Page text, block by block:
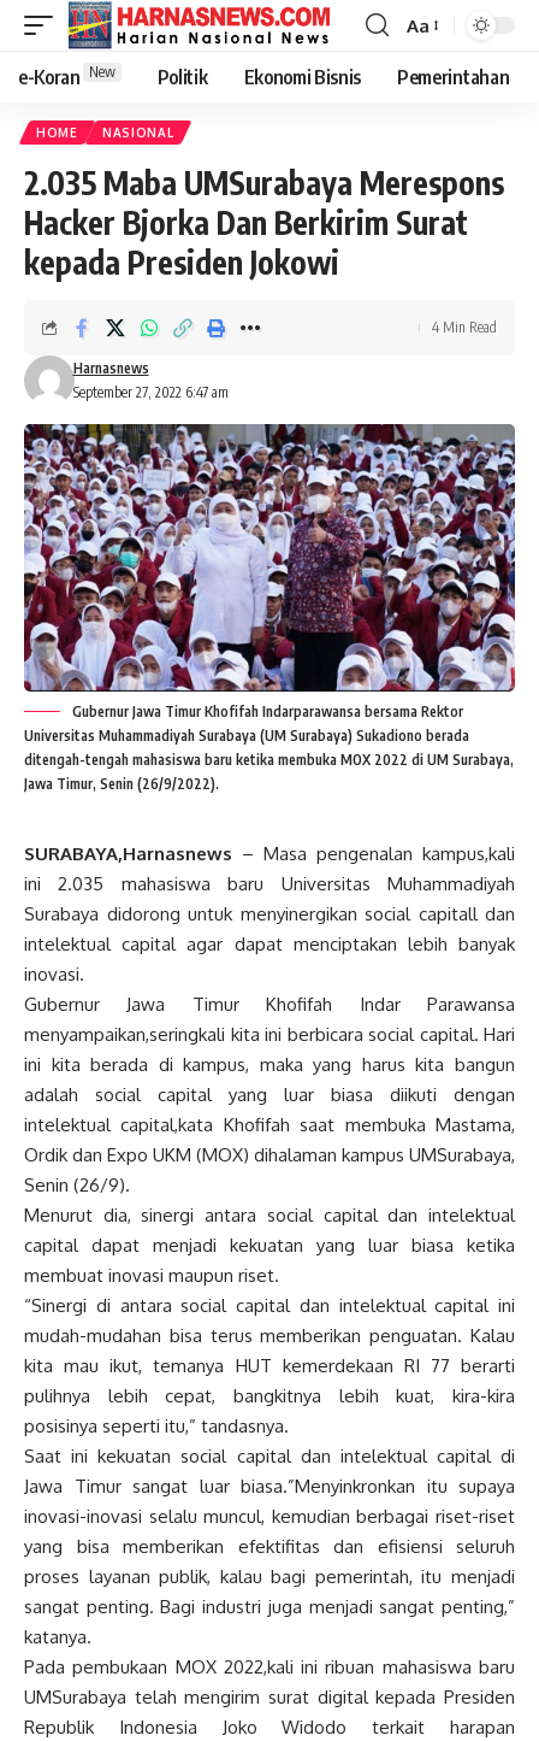
Aa
e-Koran New Politik Ekonomi Bisnis Pemerintahan
HOME NASIONAL
2.035 Maba UMSurabaya Merespons
Hacker Bjorka Dan Berkirim Surat
kepada Presiden Jokowi
September 27, 2022 6:47 am
Harnasnews
4 Min Read
Gubernur Jawa Timur Khofifah Indarparawansa bersama Rektor
Universitas Muhammadiyah Surabaya (UM Surabaya) Sukadiono berada
ditengah-tengah mahasiswa baru ketika membuka MOX 2022 di UM Surabaya,
Jawa Timur, Senin (26/9/2022).
SURABAYA,Harnasnews – Masa pengenalan kampus,kali
ini 2.035 mahasiswa baru Universitas Muhammadiyah
Surabaya didorong untuk menyinergikan social capitall dan
intelektual capital agar dapat menciptakan lebih banyak
inovasi.
Gubernur Jawa Timur Khofifah Indar Parawansa
menyampaikan,seringkali kita ini berbicara social capital. Hari
ini kita berada di kampus, maka yang harus kita bangun
adalah social capital yang luar biasa diikuti dengan
intelektual capital,kata Khofifah saat membuka Mastama,
Ordik dan Expo UKM (MOX) dihalaman kampus UMSurabaya,
Senin (26/9).
Menurut dia, sinergi antara social capital dan intelektual
capital dapat menjadi kekuatan yang luar biasa ketika
membuat inovasi maupun riset.
“Sinergi di antara social capital dan intelektual capital ini
mudah-mudahan bisa terus memberikan penguatan. Kalau
kita mau ikut, temanya HUT kemerdekaan RI 77 berarti
pulihnya lebih cepat, bangkitnya lebih kuat, kira-kira
posisinya seperti itu,” tandasnya.
Saat ini kekuatan social capital dan intelektual capital di
Jawa Timur sangat luar biasa.”Menyinkronkan itu supaya
inovasi-inovasi selalu muncul, kemudian berbagai riset-riset
yang bisa memberikan efektifitas dan efisiensi seluruh
proses layanan publik, kalau bagi pemerintah, itu menjadi
sangat penting. Bagi industri juga menjadi sangat penting,”
katanya.
Pada pembukaan MOX 2022,kali ini ribuan mahasiswa baru
UMSurabaya telah mengirim surat digital kepada Presiden
Republik Indonesia Joko Widodo terkait harapan